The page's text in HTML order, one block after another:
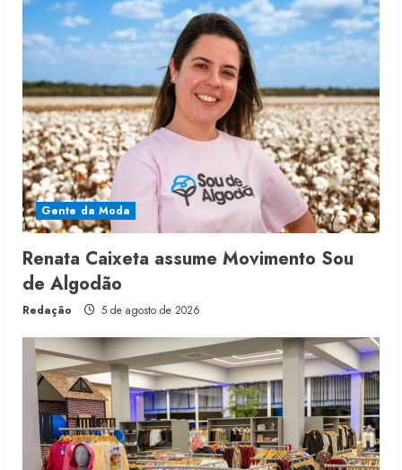
Gente da Moda
Renata Caixeta assume Movimento Sou
de Algodão
Redação 5 de agosto de 2026